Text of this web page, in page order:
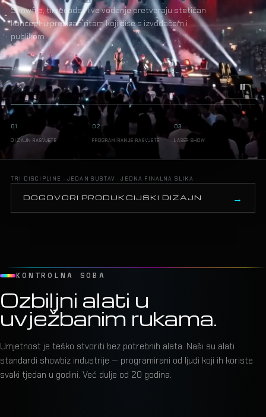
Showfile, timecode i live vođenje pretvaraju statičan
koncept u precizan ritam koji diše s izvođačem i
publikom.
01
DIZAJN RASVJETE
02
PROGRAMIRANJE RASVJETE
03
LASER SHOW
TRI DISCIPLINE · JEDAN SUSTAV · JEDNA FINALNA SLIKA
DOGOVORI PRODUKCIJSKI DIZAJN
KONTROLNA SOBA
Ozbiljni alati u
uvježbanim rukama.
Umjetnost je teško stvoriti bez potrebnih alata. Naši su alati
standardi showbiz industrije — programirani od ljudi koji ih koriste
svaki tjedan u godini. Već dulje od 20 godina.